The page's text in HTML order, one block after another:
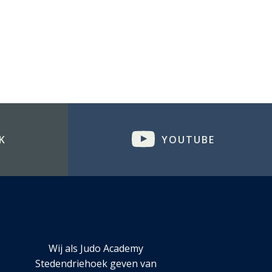
YOUTUBE
Wij als Judo Academy
Stedendriehoek geven van